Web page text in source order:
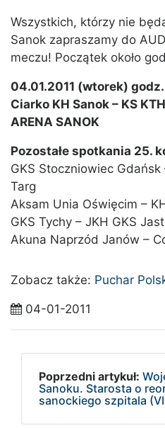
Wszystkich, którzy nie
Sanok zapraszamy do
meczu! Początek około
04.01.2011 (wtorek)
Ciarko KH Sanok – KS
ARENA SANOK
Pozostałe spotkania 25.
GKS Stoczniowiec
Targ
Aksam Unia Oświęcim –
GKS Tychy – JKH GKS
Akuna Naprzód Janów –
Zobacz także: Puchar
04-01-2011
Poprzedni artykuł:
Sanoku. Starosta o
sanockiego szpitala